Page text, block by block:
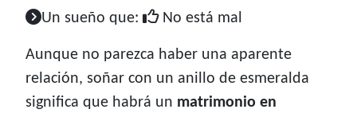
Un sueño que: No está mal
Aunque no parezca haber una aparente
relación, soñar con un anillo de esmeralda
significa que habrá un matrimonio en